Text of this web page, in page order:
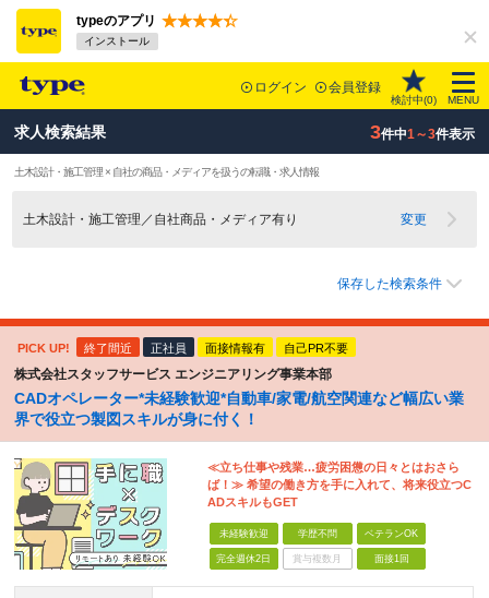
typeのアプリ
インストール
ログイン 会員登録
検討中(0) MENU
求人検索結果 3件中1～3件表示
土木設計・施工管理 × 自社の商品・メディアを扱うの転職・求人情報
土木設計・施工管理／自社商品・メディア有り 変更
保存した検索条件
PICK UP! 終了間近 正社員 面接情報有 自己PR不要
株式会社スタッフサービス エンジニアリング事業本部
CADオペレーター*未経験歓迎*自動車/家電/航空関連など幅広い業
界で役立つ製図スキルが身に付く！
≪立ち仕事や残業…疲労困憊の日々とはおさら
ば！≫ 希望の働き方を手に入れて、将来役立つC
ADスキルもGET
未経験歓迎 学歴不問 ベテランOK
完全週休2日 賞与複数月 面接1回